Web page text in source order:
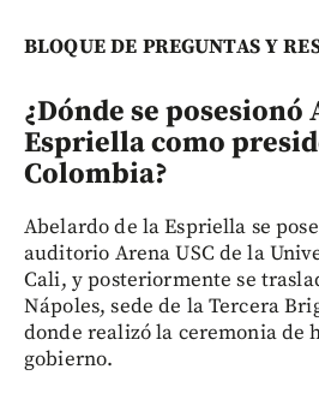
BLOQUE DE PREGUNTAS Y
¿Dónde se posesionó
Espriella como
Colombia?
Abelardo de la Espriella se
auditorio Arena USC de la
Cali, y posteriormente se
Nápoles, sede de la Tercera
donde realizó la ceremonia de
gobierno.